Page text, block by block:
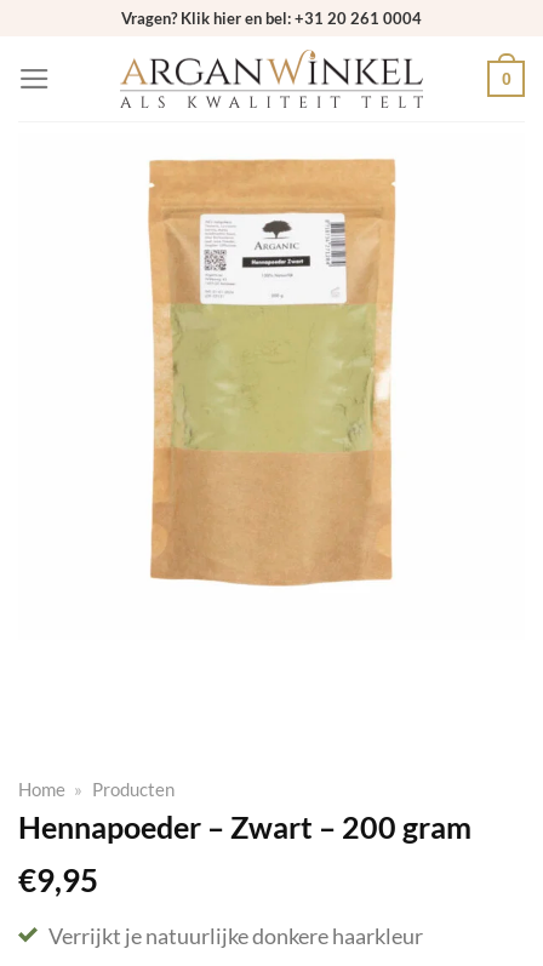
inhoud
Vragen? Klik hier en bel: +31 20 261 0004
0
Home » Producten
Hennapoeder – Zwart – 200 gram
€9,95
Verrijkt je natuurlijke donkere haarkleur